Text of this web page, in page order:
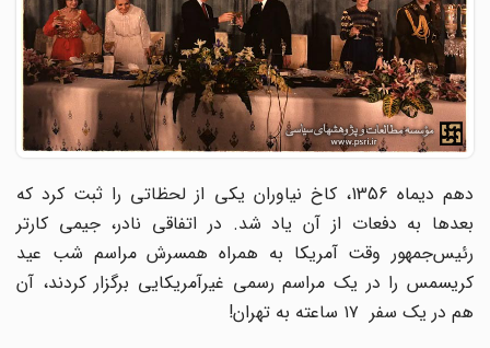
دهم دیماه 1356، کاخ نیاوران یکی از لحظاتی را ثبت کرد که
بعدها به دفعات از آن یاد شد. در اتفاقی نادر، جیمی کارتر
رئیس‌جمهور وقت آمریکا به همراه همسرش مراسم شب عید
کریسمس را در یک مراسم رسمی غیرآمریکایی برگزار کردند، آن
هم در یک سفر ۱۷ ساعته به تهران!